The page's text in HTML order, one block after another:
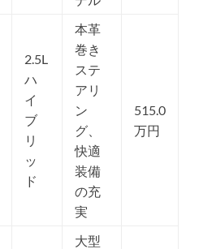
2.5L
ハ
イ
ブ
リ
ッ
ド
本革
巻き
ステ
アリ
ン
グ、
快適
装備
の充
実
515.0
万円
大型